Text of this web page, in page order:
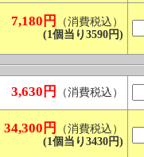
7,180円
（消費税込）
(1個当り3590円)
3,630円 （消費税込）
34,300円
（消費税込）
(1個当り3430円)